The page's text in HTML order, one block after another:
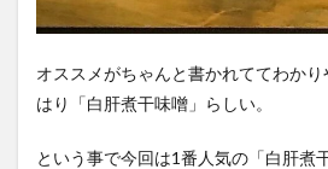
オススメがちゃんと書かれててわか
はり「白肝煮干味噌」らしい。
という事で今回は1番人気の「白肝煮